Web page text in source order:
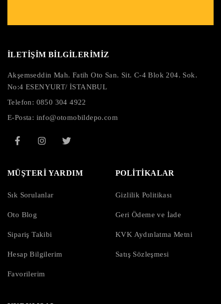
İLETİŞİM BİLGİLERİMİZ
Akşemseddin Mah. Fatih Oto San. Sit. C-4 Blok 204. Sok.
No:4 ESENYURT/ İSTANBUL
Telefon: 0850 304 4922
E-Posta: info@otomobildepo.com
MÜŞTERİ YARDIM
Sık Sorulanlar
Oto Blog
Sipariş Takibi
Hesap Bilgilerim
Favorilerim
POLİTİKALAR
Gizlilik Politikası
Geri Ödeme ve İade
KVK Aydınlatma Metni
Satış Sözleşmesi